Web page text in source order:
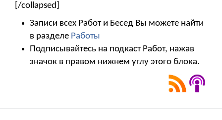
[/collapsed]
Записи всех Работ и Бесед Вы можете найти
в разделе Работы
Подписывайтесь на подкаст Работ, нажав
значок в правом нижнем углу этого блока.